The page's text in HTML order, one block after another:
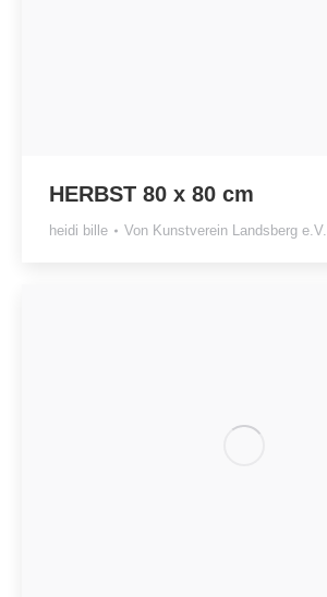
HERBST 80 x 80 cm
heidi bille Von Kunstverein Landsberg e.V.